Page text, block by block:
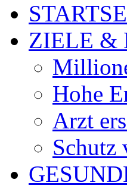
ZIELE &
Hohe
Arzt
Schutz